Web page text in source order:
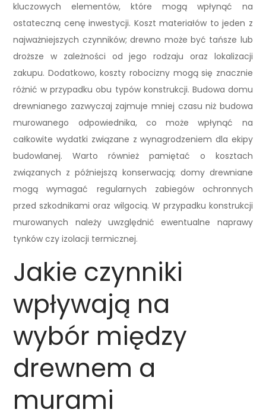
kluczowych elementów, które mogą wpłynąć na
ostateczną cenę inwestycji. Koszt materiałów to jeden z
najważniejszych czynników; drewno może być tańsze lub
droższe w zależności od jego rodzaju oraz lokalizacji
zakupu. Dodatkowo, koszty robocizny mogą się znacznie
różnić w przypadku obu typów konstrukcji. Budowa domu
drewnianego zazwyczaj zajmuje mniej czasu niż budowa
murowanego odpowiednika, co może wpłynąć na
całkowite wydatki związane z wynagrodzeniem dla ekipy
budowlanej. Warto również pamiętać o kosztach
związanych z późniejszą konserwacją; domy drewniane
mogą wymagać regularnych zabiegów ochronnych
przed szkodnikami oraz wilgocią. W przypadku konstrukcji
murowanych należy uwzględnić ewentualne naprawy
tynków czy izolacji termicznej.
Jakie czynniki
wpływają na
wybór między
drewnem a
murami